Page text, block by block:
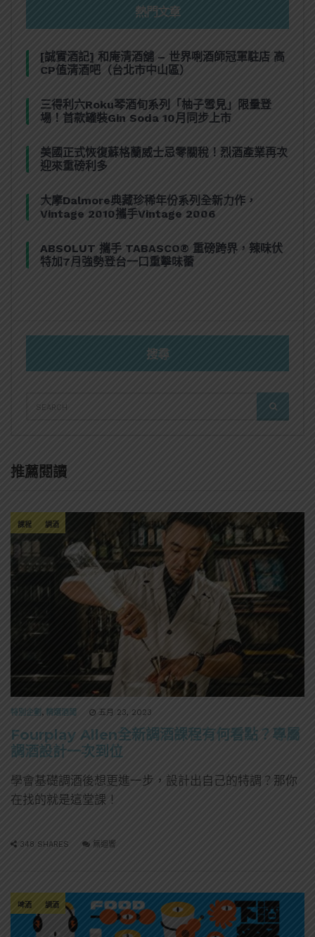
熱門文章
[誠實酒記] 和庵清酒舖 – 世界唎酒師冠軍駐店 高
CP值清酒吧（台北市中山區）
三得利六Roku琴酒旬系列「柚子雪見」限量登
場！首款罐裝Gin Soda 10月同步上市
美國正式恢復蘇格蘭威士忌零關稅！烈酒產業再次
迎來重磅利多
大摩Dalmore典藏珍稀年份系列全新力作，
Vintage 2010攜手Vintage 2006
ABSOLUT 攜手 TABASCO® 重磅跨界，辣味伏
特加7月強勢登台一口重擊味蕾
搜尋
FOR:
SEARCH
推薦閱讀
課程 調酒
特別企劃 , 精選酒聞 五月 23, 2023
Fourplay Allen全新調酒課程有何看點？專屬
調酒設計一次到位
學會基礎調酒後想更進一步，設計出自己的特調？那你
在找的就是這堂課！
348 SHARES 無迴響
啤酒 調酒